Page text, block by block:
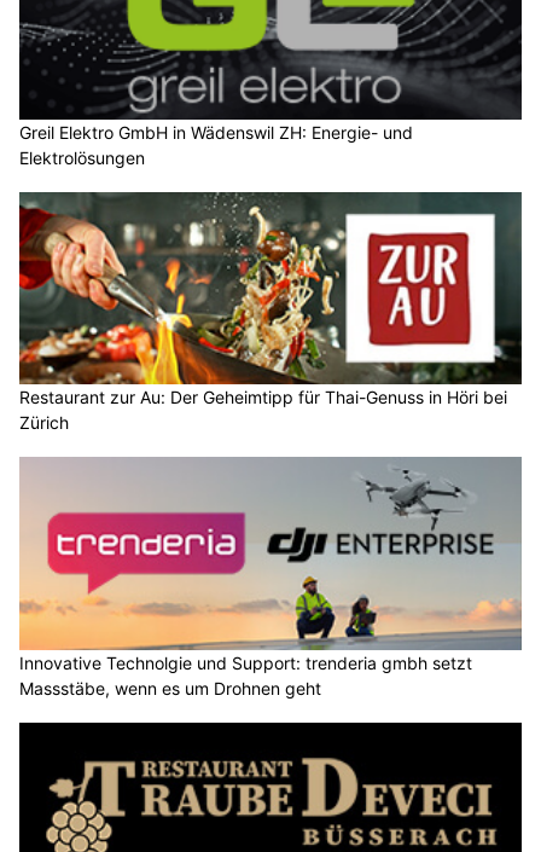
Greil Elektro GmbH in Wädenswil ZH: Energie- und
Elektrolösungen
Restaurant zur Au: Der Geheimtipp für Thai-Genuss in Höri bei
Zürich
Innovative Technolgie und Support: trenderia gmbh setzt
Massstäbe, wenn es um Drohnen geht